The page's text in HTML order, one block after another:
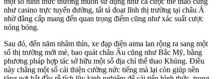
như casino trực tuyến đường, tất tả đoạt lĩnh thị trường tại châu Á
nhờ đẳng cấp mang đến quan trọng điểm cũng như xác suất cược
nóng bỏng.
Sau đó, đến năm nhâm thìn, xe đạp điện aima lan rộng ra sang một
số thị trường mới mẻ, bao quát châu Âu cũng như Bắc Mỹ, bằng
phương pháp hợp tác sở hữu một số địa chỉ thể thao Khủng. Điều
này chẳng một số cải thiện cường nức tiếng mà lại còn giúp nền